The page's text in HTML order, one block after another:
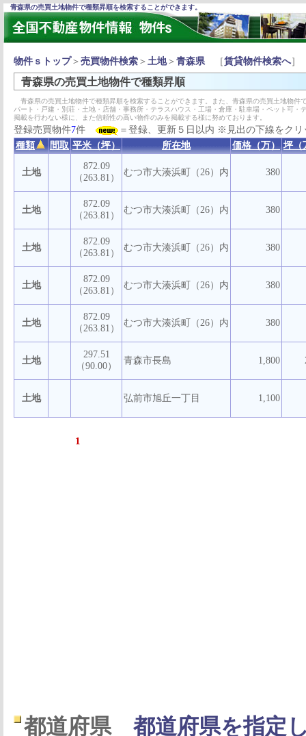
青森県の売買土地物件で種類昇順を検索することができます。
物件ｓトップ＞ 売買物件検索 ＞ 土地＞ 青森県［賃貸物件検索へ］
青森県の売買土地物件で種類昇順
青森県の売買土地物件で種類昇順を検索することができます。また、青森県の売買土地物
パート・戸建・別荘・土地・店舗・事務所・テラスハウス・工場・倉庫・駐車場・ペット可
掲載を行わない様に、また信頼性の高い物件のみを掲載する様に努めております。
登録売買物件7件
＝登録、更新５日以内 ※見出の下線をク
種類
間取 平米（坪） 所在地 価格（万） 坪（
土地
872.09
（263.81）
むつ市大湊浜町（26）内 380
土地
872.09
（263.81）
むつ市大湊浜町（26）内 380
土地
872.09
（263.81）
むつ市大湊浜町（26）内 380
土地
872.09
（263.81）
むつ市大湊浜町（26）内 380
土地
872.09
（263.81）
むつ市大湊浜町（26）内 380
土地
297.51
（90.00）
青森市長島 1,800
土地 弘前市旭丘一丁目 1,100
1
都道府県 都道府県を指定